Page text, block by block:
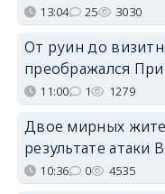
13:04 25 3030
От руин до
преображался
11:00 1 1279
Двое мирных
результате атаки
10:36 0 4535